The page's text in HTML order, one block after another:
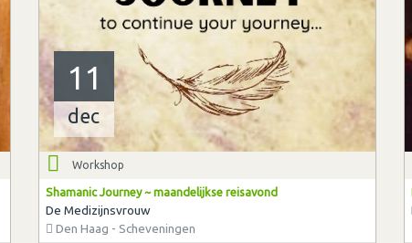
11
dec
Workshop
Shamanic Journey ~ maandelijkse reisavond
De Medizijnsvrouw
Den Haag - Scheveningen